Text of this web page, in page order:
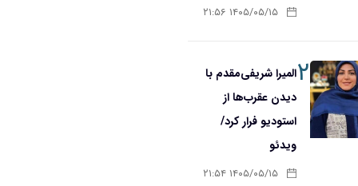
۱۴۰۵/۰۵/۱۵ ۲۱:۵۶
۲المیرا شریفی‌مقدم با
دیدن عقرب‌ها از
استودیو فرار کرد/
ویدئو
۱۴۰۵/۰۵/۱۵ ۲۱:۵۴